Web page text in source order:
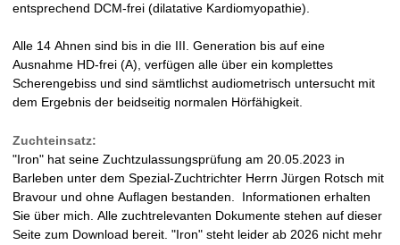
-
Z
u
c
h
t
entsprechend DCM-frei (dilatative Kardiomyopathie).
Alle 14 Ahnen sind bis in die III. Generation bis auf eine
Ausnahme HD-frei (A), verfügen alle über ein komplettes
Scherengebiss und sind sämtlichst audiometrisch untersucht mit
dem Ergebnis der beidseitig normalen Hörfähigkeit.
Zuchteinsatz:
"Iron" hat seine Zuchtzulassungsprüfung am 20.05.2023 in
Barleben unter dem Spezial-Zuchtrichter Herrn Jürgen Rotsch mit
Bravour und ohne Auflagen bestanden. Informationen erhalten
Sie über mich. Alle zuchtrelevanten Dokumente stehen auf dieser
Seite zum Download bereit. "Iron" steht leider ab 2026 nicht mehr